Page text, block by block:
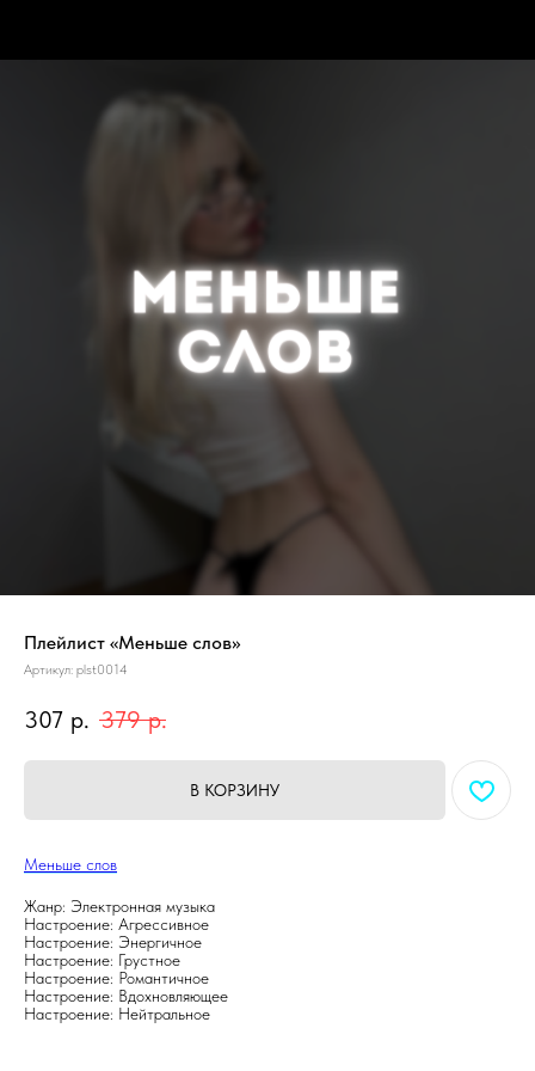
Плейлист «Меньше слов»
Артикул: plst0014
307 р. 379 р.
В КОРЗИНУ
Меньше слов
Жанр: Электронная музыка
Настроение: Агрессивное
Настроение: Энергичное
Настроение: Грустное
Настроение: Романтичное
Настроение: Вдохновляющее
Настроение: Нейтральное